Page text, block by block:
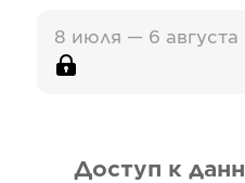
8 июля — 6 августа
Доступ к